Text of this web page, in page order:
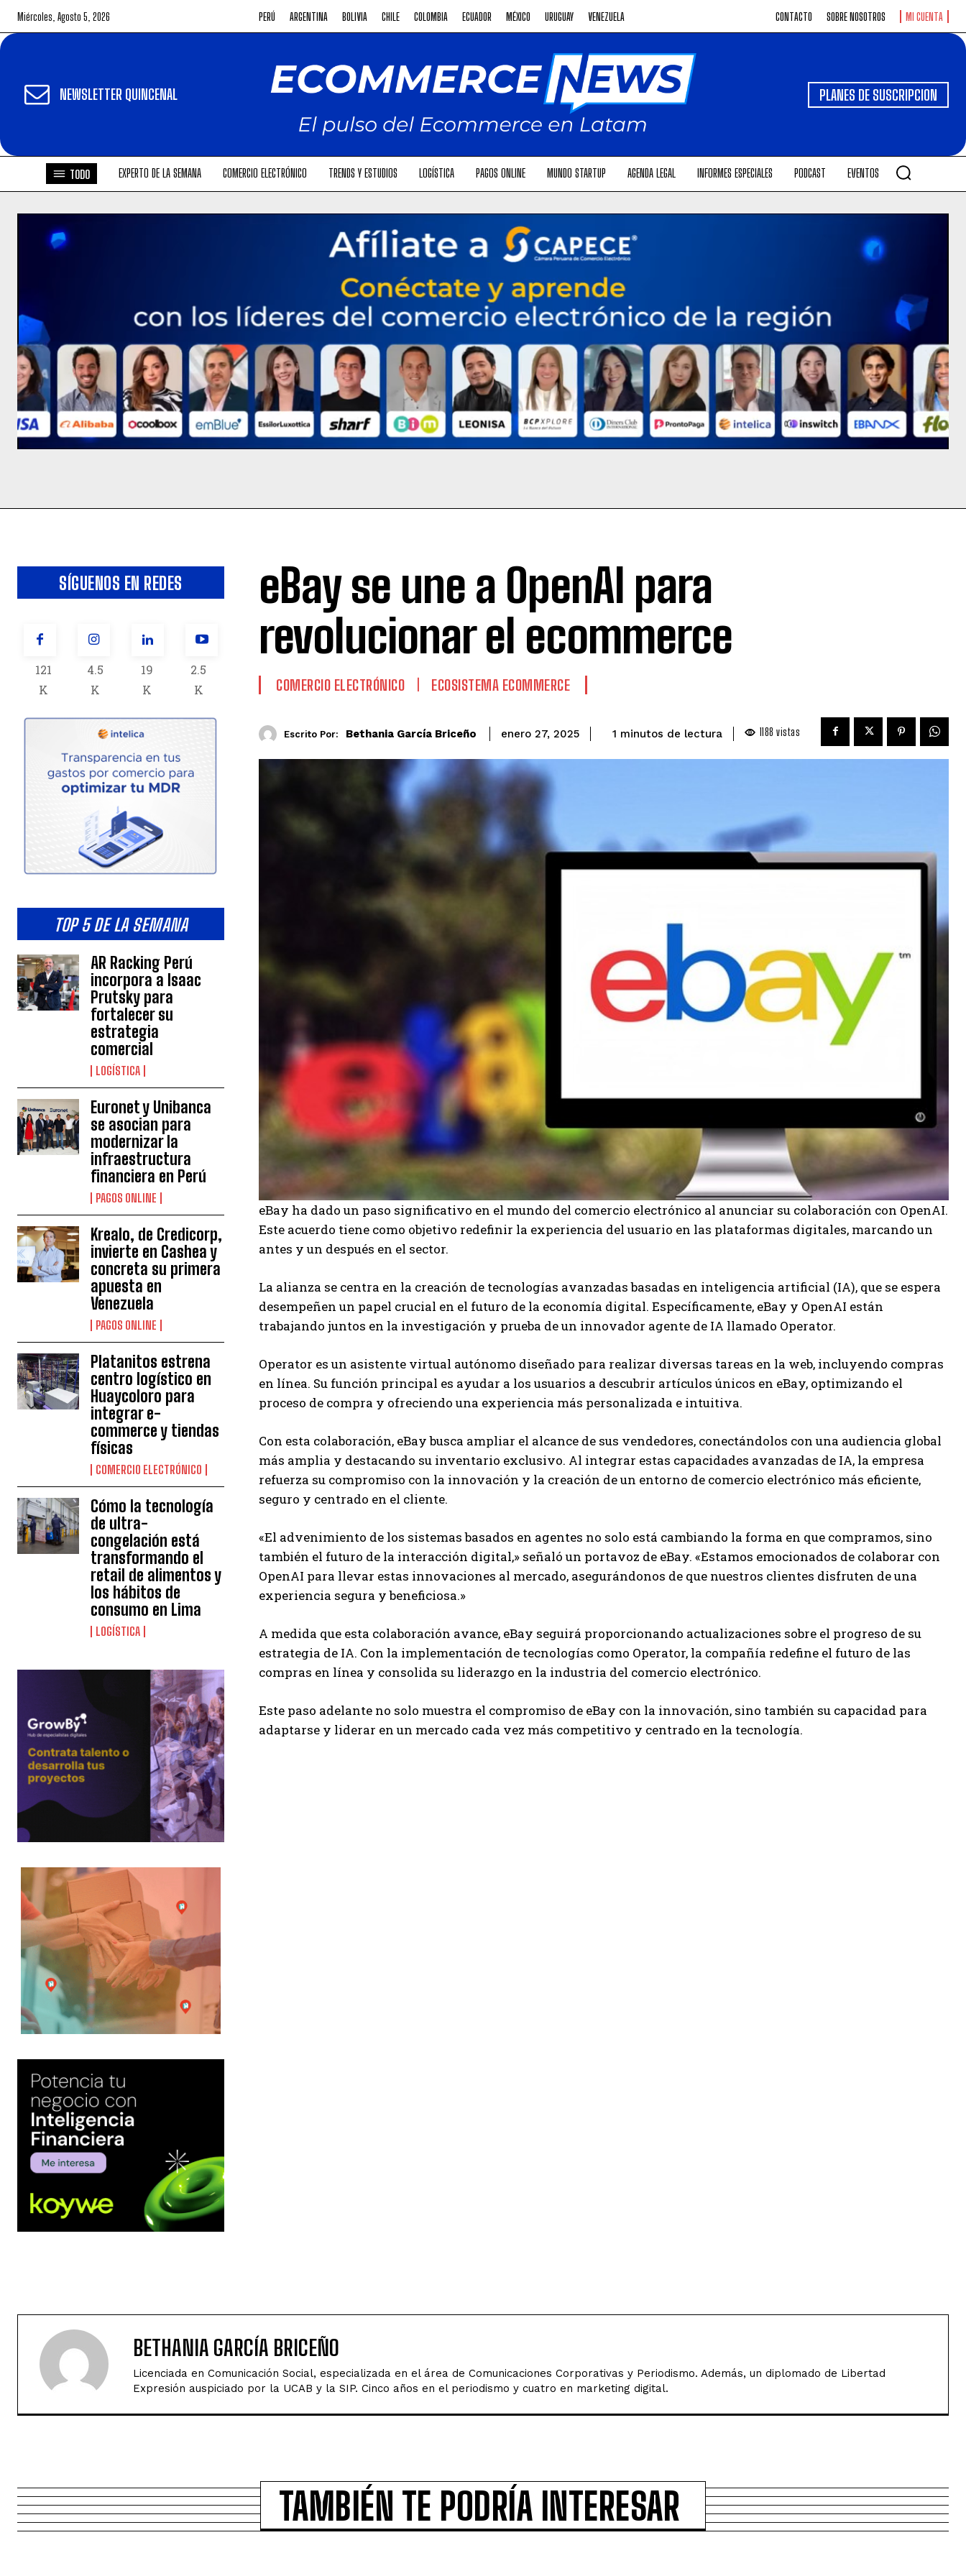
Miércoles, Agosto 5, 2026 PERÚ ARGENTINA BOLIVIA CHILE COLOMBIA ECUADOR MÉXICO URUGUAY VENEZUELA CONTACTO SOBRE NOSOTROS MI CUENTA
NEWSLETTER QUINCENAL PLANES DE SUSCRIPCION
TODO EXPERTO DE LA SEMANA COMERCIO ELECTRÓNICO TRENDS Y ESTUDIOS LOGÍSTICA PAGOS ONLINE MUNDO STARTUP AGENDA LEGAL INFORMES ESPECIALES PODCAST EVENTOS
SÍGUENOS EN REDES
121
K
4.5
K
19
K
2.5
K
TOP 5 DE LA SEMANA
AR Racking Perú
incorpora a Isaac
Prutsky para
fortalecer su
estrategia
comercial
LOGÍSTICA
Euronet y Unibanca
se asocian para
modernizar la
infraestructura
financiera en Perú
PAGOS ONLINE
Krealo, de Credicorp,
invierte en Cashea y
concreta su primera
apuesta en
Venezuela
PAGOS ONLINE
Platanitos estrena
centro logístico en
Huaycoloro para
integrar e-
commerce y tiendas
físicas
COMERCIO ELECTRÓNICO
Cómo la tecnología
de ultra-
congelación está
transformando el
retail de alimentos y
los hábitos de
consumo en Lima
LOGÍSTICA
eBay se une a OpenAI para
revolucionar el ecommerce
COMERCIO ELECTRÓNICO ECOSISTEMA ECOMMERCE
Escrito Por: Bethania García Briceño enero 27, 2025 1 minutos de lectura 1188 vistas
eBay ha dado un paso significativo en el mundo del comercio electrónico al anunciar su colaboración con OpenAI.
Este acuerdo tiene como objetivo redefinir la experiencia del usuario en las plataformas digitales, marcando un
antes y un después en el sector.
La alianza se centra en la creación de tecnologías avanzadas basadas en inteligencia artificial (IA), que se espera
desempeñen un papel crucial en el futuro de la economía digital. Específicamente, eBay y OpenAI están
trabajando juntos en la investigación y prueba de un innovador agente de IA llamado Operator.
Operator es un asistente virtual autónomo diseñado para realizar diversas tareas en la web, incluyendo compras
en línea. Su función principal es ayudar a los usuarios a descubrir artículos únicos en eBay, optimizando el
proceso de compra y ofreciendo una experiencia más personalizada e intuitiva.
Con esta colaboración, eBay busca ampliar el alcance de sus vendedores, conectándolos con una audiencia global
más amplia y destacando su inventario exclusivo. Al integrar estas capacidades avanzadas de IA, la empresa
refuerza su compromiso con la innovación y la creación de un entorno de comercio electrónico más eficiente,
seguro y centrado en el cliente.
«El advenimiento de los sistemas basados en agentes no solo está cambiando la forma en que compramos, sino
también el futuro de la interacción digital,» señaló un portavoz de eBay. «Estamos emocionados de colaborar con
OpenAI para llevar estas innovaciones al mercado, asegurándonos de que nuestros clientes disfruten de una
experiencia segura y beneficiosa.»
A medida que esta colaboración avance, eBay seguirá proporcionando actualizaciones sobre el progreso de su
estrategia de IA. Con la implementación de tecnologías como Operator, la compañía redefine el futuro de las
compras en línea y consolida su liderazgo en la industria del comercio electrónico.
Este paso adelante no solo muestra el compromiso de eBay con la innovación, sino también su capacidad para
adaptarse y liderar en un mercado cada vez más competitivo y centrado en la tecnología.
BETHANIA GARCÍA BRICEÑO
Licenciada en Comunicación Social, especializada en el área de Comunicaciones Corporativas y Periodismo. Además, un diplomado de Libertad
Expresión auspiciado por la UCAB y la SIP. Cinco años en el periodismo y cuatro en marketing digital.
TAMBIÉN TE PODRÍA INTERESAR